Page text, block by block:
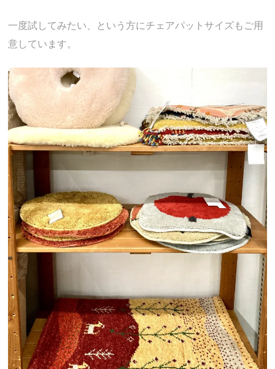
一度試してみたい、という方にチェアパットサイズもご用
意しています。